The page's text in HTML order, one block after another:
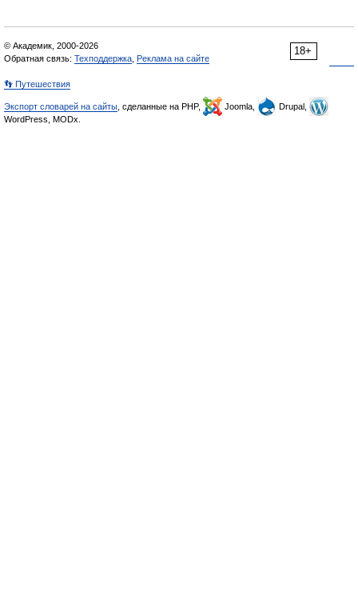
18+
© Академик, 2000-2026
Обратная связь: Техподдержка Реклама на сайте
👣 Путешествия
Экспорт словарей на сайты , сделанные на PHP, Joomla,
Drupal,
WordPress, MODx.